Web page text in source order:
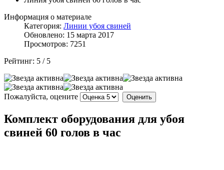
Информация о материале
Категория: Линии убоя свиней
Обновлено: 15 марта 2017
Просмотров: 7251
Рейтинг: 5 / 5
Пожалуйста, оцените
Комплект оборудования для убоя
свиней 60 голов в час